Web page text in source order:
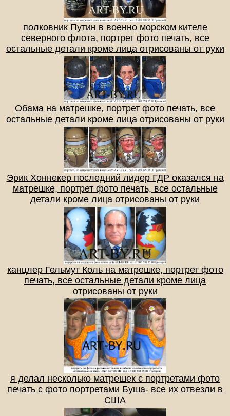
полковник Путин в военно морском кителе
северного флота, портрет фото печать, все
остальные детали кроме лица отрисованы от руки
Обама на матрешке, портрет фото печать, все
остальные детали кроме лица отрисованы от руки
Эрик Хоннекер последний лидер ГДР оказался на
матрешке, портрет фото печать, все остальные
детали кроме лица отрисованы от руки
канцлер Гельмут Коль на матрешке, портрет фото
печать, все остальные детали кроме лица
отрисованы от руки
я делал несколько матрешек с портретами фото
печать с фото портретами Буша- все их отвезли в
США